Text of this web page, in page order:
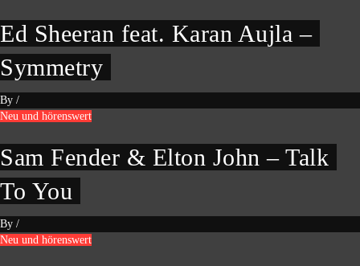
Ed Sheeran feat. Karan Aujla –
Symmetry
By /
Neu und hörenswert
Sam Fender & Elton John – Talk
To You
By /
Neu und hörenswert